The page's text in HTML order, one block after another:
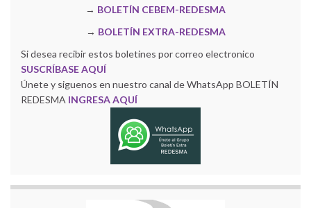
→ BOLETÍN CEBEM-REDESMA
→ BOLETÍN EXTRA-REDESMA
Si desea recibir estos boletines por correo electronico
SUSCRÍBASE AQUÍ
Únete y siguenos en nuestro canal de WhatsApp BOLETÍN
REDESMA INGRESA AQUÍ